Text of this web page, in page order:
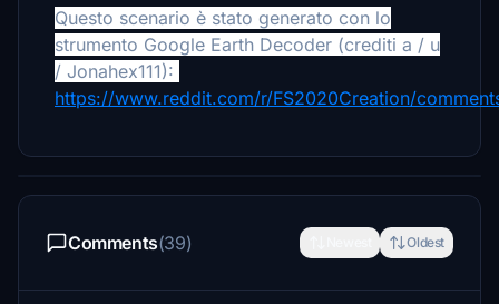
Questo scenario è stato generato con lo
strumento Google Earth Decoder (crediti a / u
/ Jonahex111):
https://www.reddit.com/r/FS2020Creation/
Comments(39) Oldest